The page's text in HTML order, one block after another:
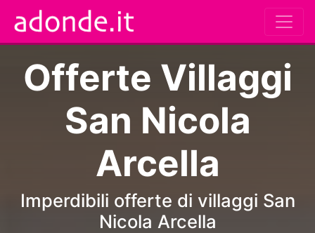
Offerte Villaggi
San Nicola
Arcella
Imperdibili offerte di villaggi San
Nicola Arcella